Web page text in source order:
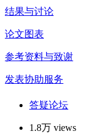
结果与讨论
论文图表
参考资料与致谢
发表协助服务
答疑论坛
1.8万 views